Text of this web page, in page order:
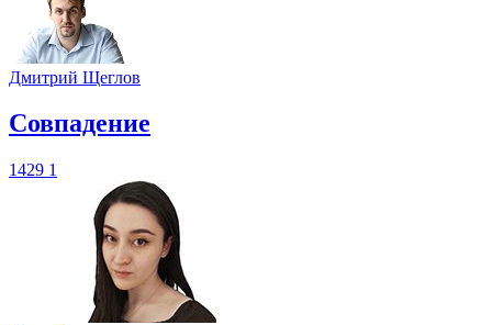
Дмитрий Щеглов
​Совпадение
1429 1